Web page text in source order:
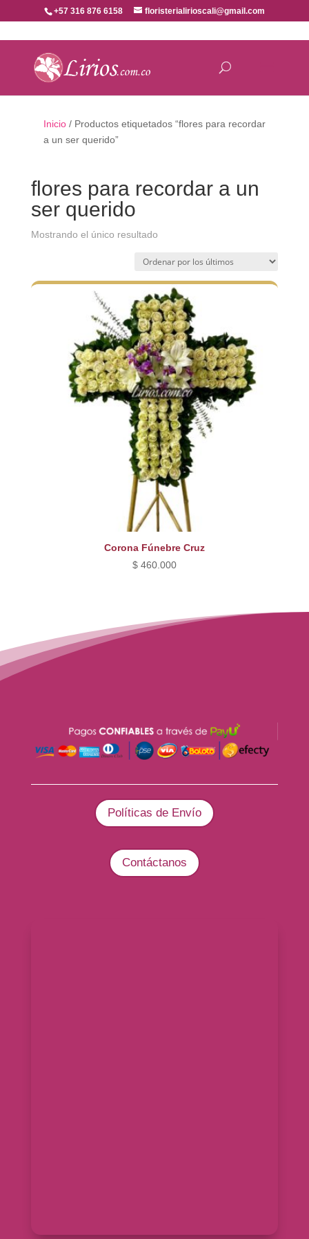
+57 316 876 6158 floristerialirioscali@gmail.com
Inicio/ Productos etiquetados “flores para recordar
a un ser querido”
flores para recordar a un
ser querido
Mostrando el único resultado
Corona Fúnebre Cruz
$460.000
Políticas de Envío
Contáctanos